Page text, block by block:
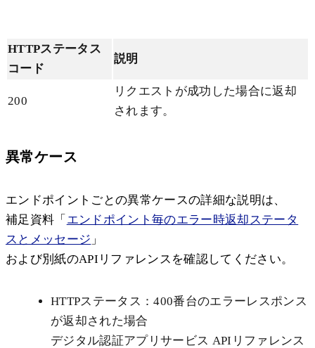
HTTPステータス
コード
説明
200
リクエストが成功した場合に返却
されます。
異常ケース
エンドポイントごとの異常ケースの詳細な説明は、
補足資料「 エンドポイント毎のエラー時返却ステータ
スとメッセージ 」
および別紙のAPIリファレンスを確認してください。
HTTPステータス：400番台のエラーレスポンス
が返却された場合
デジタル認証アプリサービス APIリファレンス